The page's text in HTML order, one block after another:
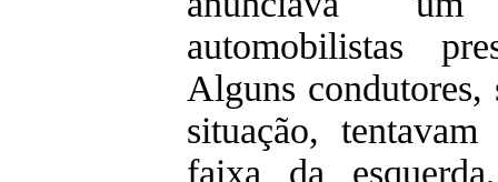
automobilistas
Alguns condutores,
situação,
faixa da